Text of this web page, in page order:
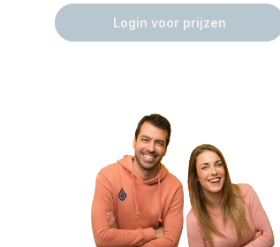
Login voor prijzen